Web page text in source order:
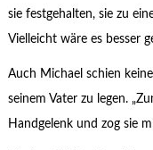
sie festgehalten, sie zu
Vielleicht wäre es besser
Auch Michael schien
seinem Vater zu legen.
Handgelenk und zog sie